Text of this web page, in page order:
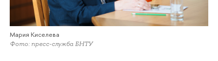
Мария Киселева
Фото: пресс-служба БНТУ